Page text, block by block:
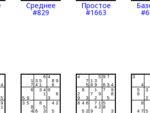
Среднее
#829
Простое
#1663